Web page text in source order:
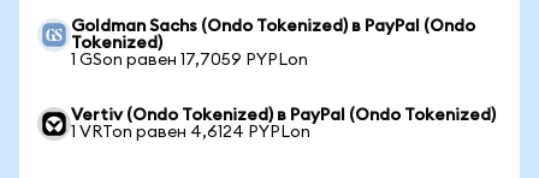
Goldman Sachs (Ondo Tokenized) в PayPal (Ondo
Tokenized)
1 GSon равен 17,7059 PYPLon
Vertiv (Ondo Tokenized) в PayPal (Ondo Tokenized)
1 VRTon равен 4,6124 PYPLon